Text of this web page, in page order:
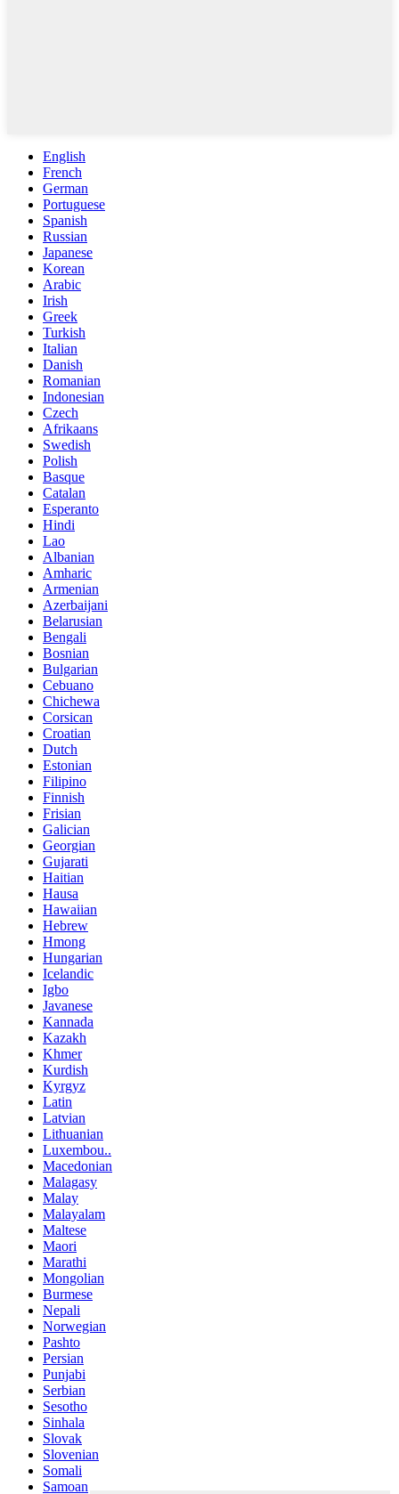
English
French
German
Portuguese
Spanish
Russian
Japanese
Korean
Arabic
Irish
Greek
Turkish
Italian
Danish
Romanian
Indonesian
Czech
Afrikaans
Swedish
Polish
Basque
Catalan
Esperanto
Hindi
Lao
Albanian
Amharic
Armenian
Azerbaijani
Belarusian
Bengali
Bosnian
Bulgarian
Cebuano
Chichewa
Corsican
Croatian
Dutch
Estonian
Filipino
Finnish
Frisian
Galician
Georgian
Gujarati
Haitian
Hausa
Hawaiian
Hebrew
Hmong
Hungarian
Icelandic
Igbo
Javanese
Kannada
Kazakh
Khmer
Kurdish
Kyrgyz
Latin
Latvian
Lithuanian
Luxembou..
Macedonian
Malagasy
Malay
Malayalam
Maltese
Maori
Marathi
Mongolian
Burmese
Nepali
Norwegian
Pashto
Persian
Punjabi
Serbian
Sesotho
Sinhala
Slovak
Slovenian
Somali
Samoan